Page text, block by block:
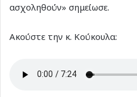
ασχοληθούν» σημείωσε.
Ακούστε την κ. Κούκουλα: